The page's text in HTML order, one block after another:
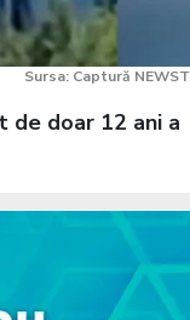
Sursa: Captură
de doar 12 ani a